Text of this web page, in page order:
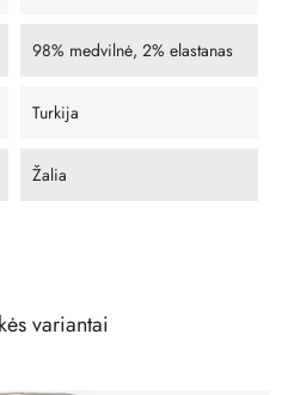
98% medvilnė, 2% elastanas
Turkija
Žalia
variantai